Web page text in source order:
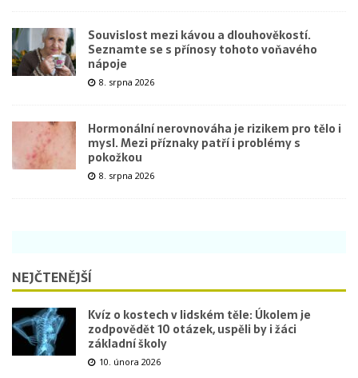
Souvislost mezi kávou a dlouhověkostí.
Seznamte se s přínosy tohoto voňavého
nápoje
8. srpna 2026
Hormonální nerovnováha je rizikem pro tělo i
mysl. Mezi příznaky patří i problémy s
pokožkou
8. srpna 2026
NEJČTENĚJŠÍ
Kvíz o kostech v lidském těle: Úkolem je
zodpovědět 10 otázek, uspěli by i žáci
základní školy
10. února 2026